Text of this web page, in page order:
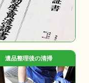
遺品整理後の清掃